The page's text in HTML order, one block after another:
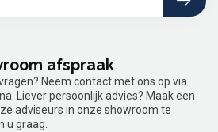
afspraak
Neem contact met ons op via
Liever persoonlijk advies? Maak een
adviseurs in onze showroom te
u graag.